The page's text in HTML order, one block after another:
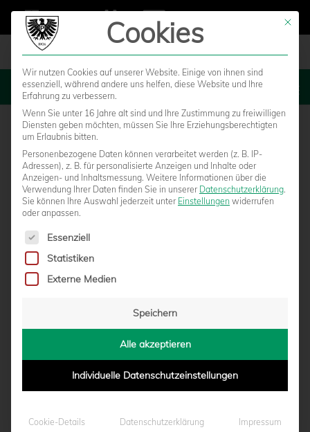
MENU
SC Preußen Münster – MSV
Duisburg
Mit
Cookies
Wir nutzen Cookies auf unserer Website. Einige von ihnen sind
essenziell, während andere uns helfen, diese Website und Ihre
Erfahrung zu verbessern.
Wenn Sie unter 16 Jahre alt sind und Ihre Zustimmung zu freiwilligen
Diensten geben möchten, müssen Sie Ihre Erziehungsberechtigten
um Erlaubnis bitten.
Personenbezogene Daten können verarbeitet werden (z. B. IP-
Adressen), z. B. für personalisierte Anzeigen und Inhalte oder
Anzeigen- und Inhaltsmessung. Weitere Informationen über die
Verwendung Ihrer Daten finden Sie in unserer Datenschutzerklärung.
Sie können Ihre Auswahl jederzeit unter Einstellungen widerrufen
oder anpassen.
Es folgt eine Liste der Service-Gruppen, für die eine
Essenziell
Statistiken
Externe Medien
Speichern
Alle akzeptieren
Individuelle Datenschutzeinstellungen
Cookie-Details Datenschutzerklärung Impressum